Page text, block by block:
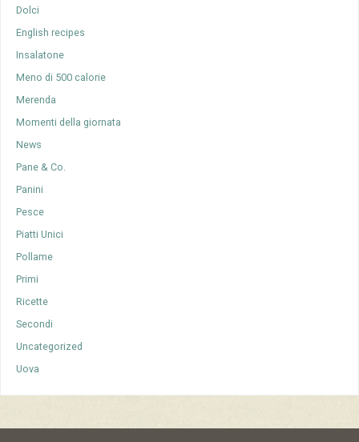
Dolci
English recipes
Insalatone
Meno di 500 calorie
Merenda
Momenti della giornata
News
Pane & Co.
Panini
Pesce
Piatti Unici
Pollame
Primi
Ricette
Secondi
Uncategorized
Uova